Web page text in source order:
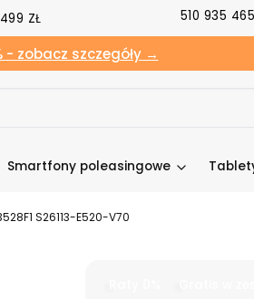
ZŁ 510 935 465
- zobacz szczegóły →
Smartfony poleasingowe
S26113-E520-V70